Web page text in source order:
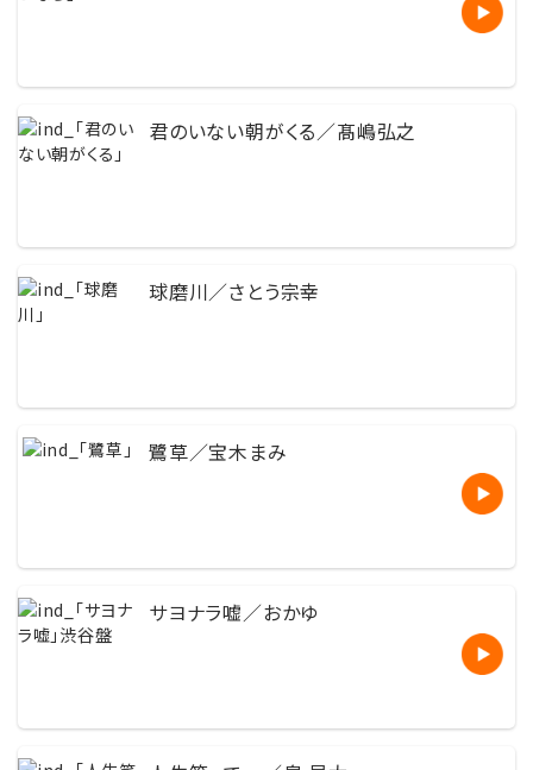
君のいない朝がくる／髙嶋弘之
球磨川／さとう宗幸
鷺草／宝木まみ
サヨナラ嘘／おかゆ